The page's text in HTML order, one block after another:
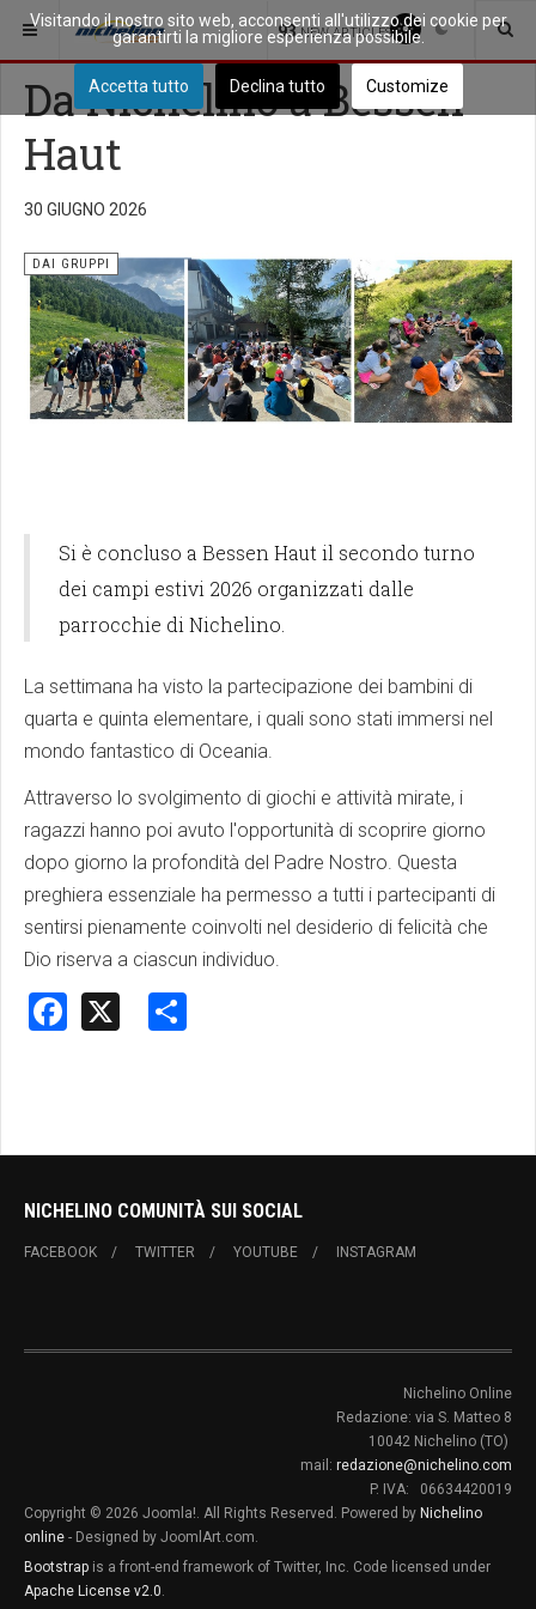
93 NEW ARTICLES
SEI QUI: COMUNITÀ DAI GRUPPI
Da Nichelino a Bessen
Haut
30 GIUGNO 2026
DAI GRUPPI
Si è concluso a Bessen Haut il secondo turno
dei campi estivi 2026 organizzati dalle
parrocchie di Nichelino.
La settimana ha visto la partecipazione dei bambini di
quarta e quinta elementare, i quali sono stati immersi nel
mondo fantastico di Oceania.
Attraverso lo svolgimento di giochi e attività mirate, i
ragazzi hanno poi avuto l'opportunità di scoprire giorno
dopo giorno la profondità del Padre Nostro. Questa
preghiera essenziale ha permesso a tutti i partecipanti di
sentirsi pienamente coinvolti nel desiderio di felicità che
Dio riserva a ciascun individuo.
Facebook
NICHELINO COMUNITÀ SUI SOCIAL
FACEBOOK TWITTER YOUTUBE INSTAGRAM
Nichelino Online
Redazione: via S. Matteo 8
10042 Nichelino (TO)
mail: redazione@nichelino.com
P. IVA: 06634420019
Copyright © 2026 Joomla!. All Rights Reserved. Powered by Nichelino
online - Designed by JoomlArt.com.
Bootstrap is a front-end framework of Twitter, Inc. Code licensed under
Apache License v2.0.
Visitando il nostro sito web, acconsenti all'utilizzo dei cookie per
garantirti la migliore esperienza possibile.
Accetta tutto Declina tutto Customize